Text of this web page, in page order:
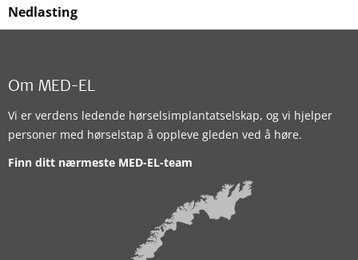
Nedlasting
Om MED-EL
Vi er verdens ledende hørselsimplantatselskap, og vi hjelper
personer med hørselstap å oppleve gleden ved å høre.
Finn ditt nærmeste MED-EL-team